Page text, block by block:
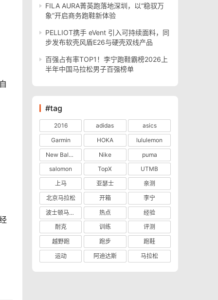
FILA AURA菁英跑落地深圳，以“稳驭万
象”开启商务跑鞋新体验
PELLIOT携手 eVent 引入可持续面料，同
步发布软壳风盾E26与硬壳双线产品
百强占有率TOP1！李宁跑鞋霸榜2026上
半年中国马拉松男子百强榜单
#tag
2016 adidas
asics
Garmin
HOKA
lululemon
New Balance
Nike
puma
salomon
TopX
UTMB
上马
亚瑟士
亲测
北京马拉松
开箱
李宁
波士顿马拉松
热点
经验
耐克
训练
评测
越野跑
跑步
跑鞋
运动
阿迪达斯 马拉松